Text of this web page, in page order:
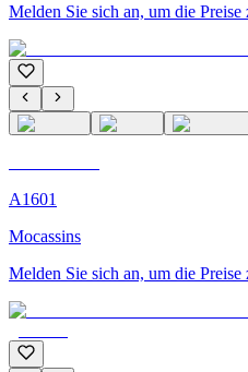
Melden Sie sich an, um die Preise
A1601
Mocassins
Melden Sie sich an, um die Preise